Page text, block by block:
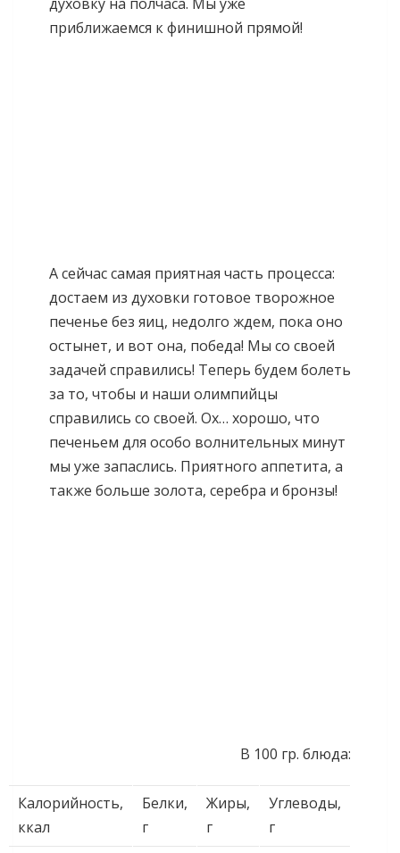
приближаемся к финишной прямой!
А сейчас самая приятная часть процесса:
достаем из духовки готовое творожное
печенье без яиц, недолго ждем, пока оно
остынет, и вот она, победа! Мы со своей
задачей справились! Теперь будем болеть
за то, чтобы и наши олимпийцы
справились со своей. Ох… хорошо, что
печеньем для особо волнительных минут
мы уже запаслись. Приятного аппетита, а
также больше золота, серебра и бронзы!
В 100 гр. блюда:
Калорийность,
ккал
Белки,
г
Жиры,
г
Углеводы,
г